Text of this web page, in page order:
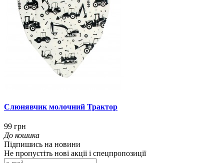
Слюнявчик молочний Трактор
99 грн
До кошика
Підпишись на новини
Не пропустіть нові акціі і спецпропозиції